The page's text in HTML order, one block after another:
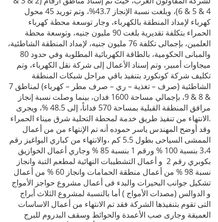
4 & 5 & 6)، وبلغت نسبة الإنجاز 43.7%، وتم توريد 45 محول
كهرباء لإمداد المنطقة بالكهرباء، وجار توسعة محطة كهرباء
الحمراء بتكلفة تقديرية بلغت 90 مليون جنيه، وتوسعة محطة
العلمين، بإجمالى تكلفة 76 مليون جنيه، لإمداد المنطقة الشاطئية،
والمبانى الحكومية، بالطاقة الكهربائية المطلوبة وفي حدود 80
ميجاوات أمبير، وتم إسناد الأعمال إلى شركة نقل الكهرباء، وتم
تكليف شركة كونكورد بتنفيذ باقي مراحل شبكات المنطقة
الشاطئية (صرف – تغذية – ري – صرف مطر – كهرباء) لمناطق 7
& 8 & 9، بإجمالي مساحة 1600 فدان، بينما وصلت نسبة إنجاز
مرافق المنطقة القبلية بمساحة 570 فداناً، إلى 48.5 %، ويجرى
الانتهاء من تنفيذ طريق خدمة لمحطة التحلية شرق ميناء الحمراء.
وقد أوضح المهندس ياسر حموده أنه تم الإنتهاء من من أعمال
الممشى السياحى بطول 5.5 كم ،والانتهاء من كباري البواغيز رقم
3،4 بنسبة 100 % ورقم 1 بنسبة 85 % وجاري أعمال الخوازيق
بكوبري رقم 2 و أعمال التشطيبات النهائية لمطعم التبة وانجاز
نسبة 98 % من أعمال منطقة الحمامات وانجاز 60 % من أعمال
تشكيل جوانب البحيرات والبدء فى أعمال مشروع حواجز الأمواج
و الدوالس (مصدات الأمواج ) أما بالنسبة لمشروع الثلاث أبراج
التى تقوم بتنفيذها الشركة فقد تم الانتهاء من أعمال الاساسات
العميقة وجارى صب الأعمدة والحوائط وسقف البدروم للبرج